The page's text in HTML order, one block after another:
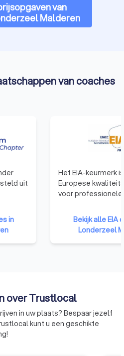
van
Malderen
van coaches
uit
privé
de
Meer
om
in
Het EIA-keurmerk
Europese
voor professionele
altijd aan strenge
kwaliteitseisen,
Internationale
is zichzelf continu
Bekijk alle EIA
Londerzeel
over Trustlocal
in uw plaats? Bespaar jezelf
kunt u een geschikte